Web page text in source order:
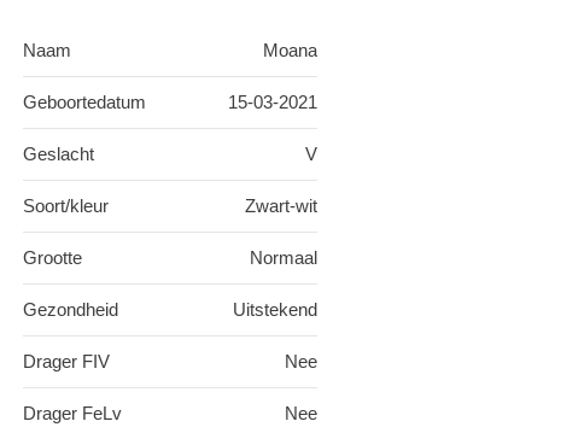
Naam Moana
Geboortedatum 15-03-2021
Geslacht V
Soort/kleur Zwart-wit
Grootte Normaal
Gezondheid Uitstekend
Drager FIV Nee
Drager FeLv Nee